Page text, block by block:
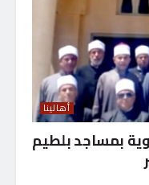
أهالينا
بمساجد بلطيم